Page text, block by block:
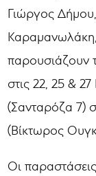
Γιώργος
παρουσιάζουν
στις 22, 25 &
(Σανταρόζα 7)
(Βίκτωρος
Οι